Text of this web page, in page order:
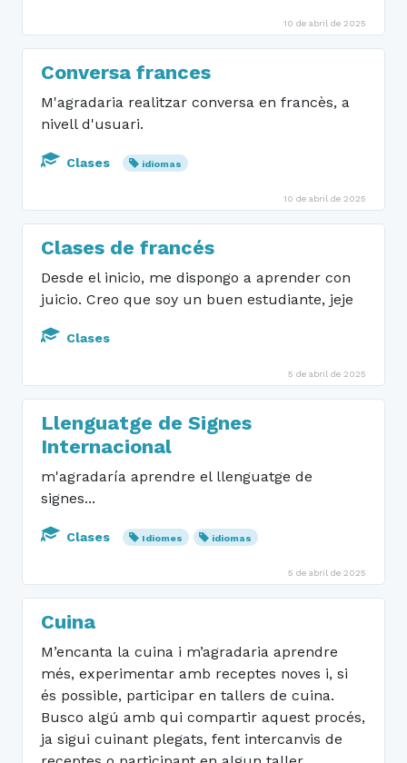
10 de abril de 2025
Conversa frances
M'agradaria realitzar conversa en francès, a
nivell d'usuari.
Clases idiomas
10 de abril de 2025
Clases de francés
Desde el inicio, me dispongo a aprender con
juicio. Creo que soy un buen estudiante, jeje
Clases
5 de abril de 2025
Llenguatge de Signes
Internacional
m'agradaría aprendre el llenguatge de
signes...
Clases Idiomes idiomas
5 de abril de 2025
Cuina
M’encanta la cuina i m’agradaria aprendre
més, experimentar amb receptes noves i, si
és possible, participar en tallers de cuina.
Busco algú amb qui compartir aquest procés,
ja sigui cuinant plegats, fent intercanvis de